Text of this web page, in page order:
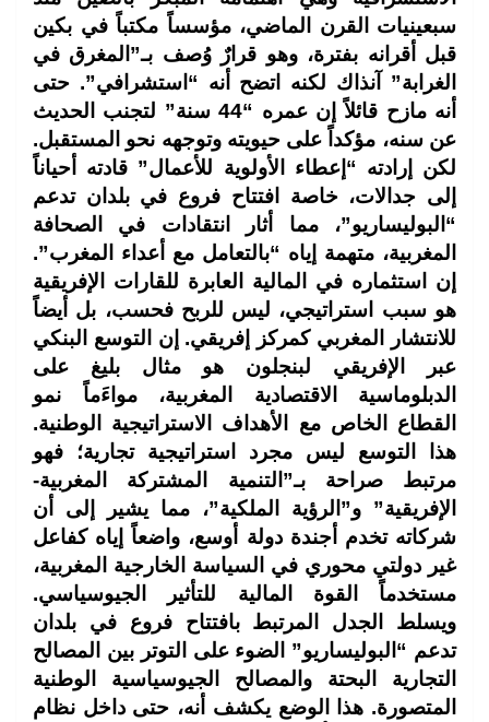
سبعينيات القرن الماضي، مؤسساً مكتباً في بكين
قبل أقرانه بفترة، وهو قرارٌ وُصف بـ”المغرق في
الغرابة” آنذاك لكنه اتضح أنه “استشرافي”. حتى
أنه مازح قائلاً إن عمره “44 سنة” لتجنب الحديث
عن سنه، مؤكداً على حيويته وتوجهه نحو المستقبل.
لكن إرادته “إعطاء الأولوية للأعمال” قادته أحياناً
إلى جدالات، خاصة افتتاح فروع في بلدان تدعم
“البوليساريو”، مما أثار انتقادات في الصحافة
المغربية، متهمة إياه “بالتعامل مع أعداء المغرب”.
إن استثماره في المالية العابرة للقارات الإفريقية
هو سبب استراتيجي، ليس للربح فحسب، بل أيضاً
للانتشار المغربي كمركز إفريقي. إن التوسع البنكي
عبر الإفريقي لبنجلون هو مثال بليغ على
الدبلوماسية الاقتصادية المغربية، مواءَماً نمو
القطاع الخاص مع الأهداف الاستراتيجية الوطنية.
هذا التوسع ليس مجرد استراتيجية تجارية؛ فهو
مرتبط صراحة بـ”التنمية المشتركة المغربية-
الإفريقية” و”الرؤية الملكية”، مما يشير إلى أن
شركاته تخدم أجندة دولة أوسع، واضعاً إياه كفاعل
غير دولتي محوري في السياسة الخارجية المغربية،
مستخدماً القوة المالية للتأثير الجيوسياسي.
ويسلط الجدل المرتبط بافتتاح فروع في بلدان
تدعم “البوليساريو” الضوء على التوتر بين المصالح
التجارية البحتة والمصالح الجيوسياسية الوطنية
المتصورة. هذا الوضع يكشف أنه، حتى داخل نظام